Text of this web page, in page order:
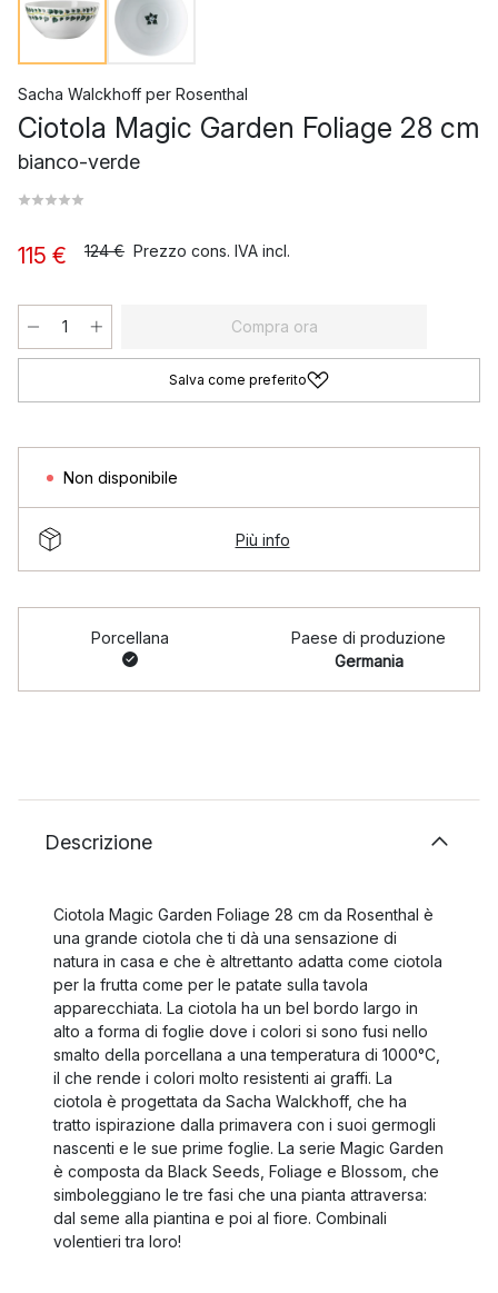
Sacha Walckhoff per Rosenthal
Ciotola Magic Garden Foliage 28 cm
bianco-verde
115 € 124 € Prezzo cons. IVA incl.
Compra ora
Salva come preferito
Non disponibile
Più info
Porcellana
Paese di produzione
Germania
Descrizione
Ciotola Magic Garden Foliage 28 cm da Rosenthal è
una grande ciotola che ti dà una sensazione di
natura in casa e che è altrettanto adatta come ciotola
per la frutta come per le patate sulla tavola
apparecchiata. La ciotola ha un bel bordo largo in
alto a forma di foglie dove i colori si sono fusi nello
smalto della porcellana a una temperatura di 1000°C,
il che rende i colori molto resistenti ai graffi. La
ciotola è progettata da Sacha Walckhoff, che ha
tratto ispirazione dalla primavera con i suoi germogli
nascenti e le sue prime foglie. La serie Magic Garden
è composta da Black Seeds, Foliage e Blossom, che
simboleggiano le tre fasi che una pianta attraversa:
dal seme alla piantina e poi al fiore. Combinali
volentieri tra loro!